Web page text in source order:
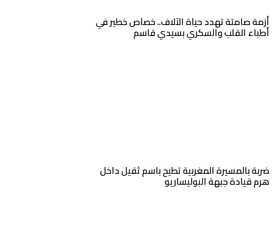
أزمة صامتة تهدد حياة الآلاف.. خصاص خطير في
أطباء القلب والسكري بسيدي قاسم
ضربة بالمسيرة المغربية تطيح باسم ثقيل داخل
هرم قيادة جبهة البوليساريو